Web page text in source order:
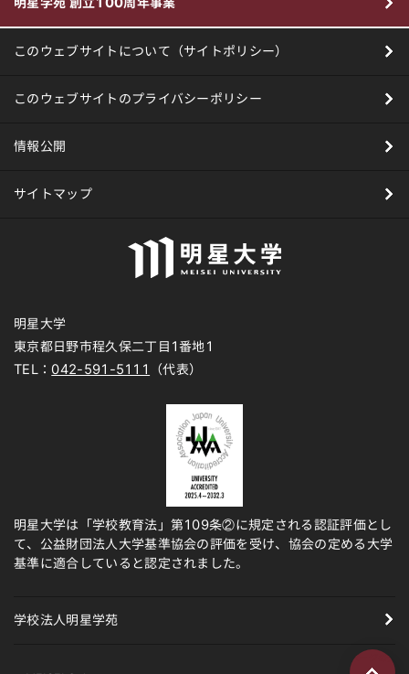
ページの先頭
明星学苑 創立100周年事業
このウェブサイトについて（サイトポリシー）
このウェブサイトのプライバシーポリシー
情報公開
サイトマップ
明星大学
東京都日野市程久保二丁目1番地1
TEL： 042-591-5111 （代表）
明星大学は「学校教育法」第109条②に規定される認証評価とし
て、公益財団法人大学基準協会の評価を受け、協会の定める大学
基準に適合していると認定されました。
学校法人明星学苑